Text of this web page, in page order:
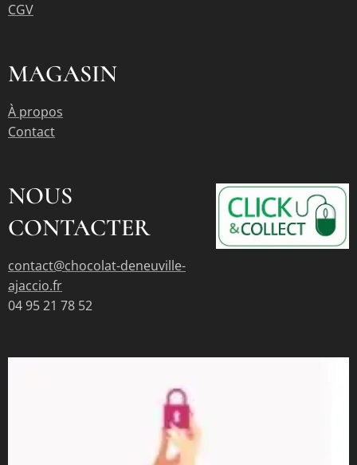
CGV
MAGASIN
À propos
Contact
NOUS
CONTACTER
contact@chocolat-deneuville-
ajaccio.fr
04 95 21 78 52